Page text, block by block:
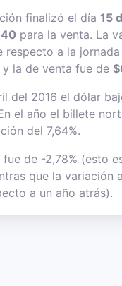
finalizó el día 15
para la venta. La
respecto a la
la de venta fue de
del 2016 el dólar
el año el billete
del 7,64%.
de -2,78% (esto
que la variación
a un año atrás).